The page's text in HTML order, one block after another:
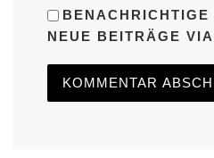
BENACHRICHTIGE
NEUE BEITRÄGE